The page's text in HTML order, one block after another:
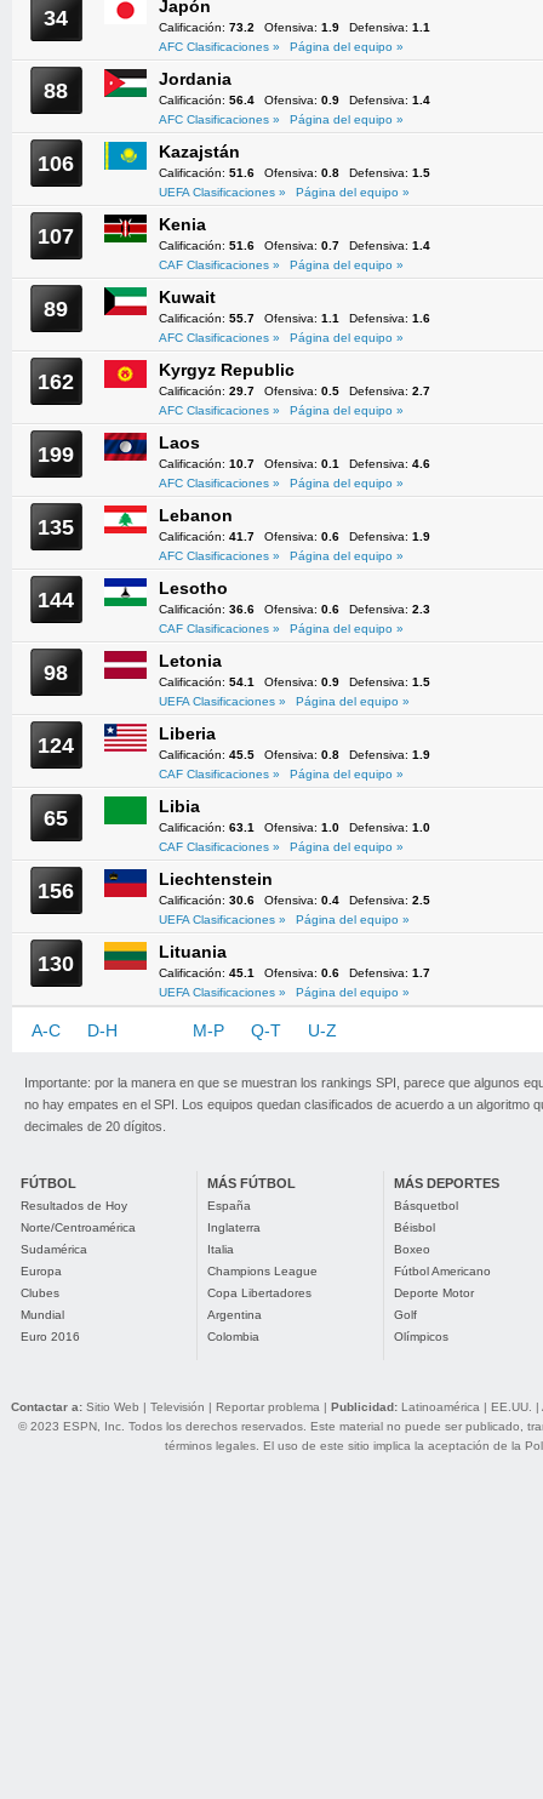
34 Japón
Calificación: 73.2 Ofensiva: 1.9 Defensiva: 1.1
AFC Clasificaciones »
Página del equipo »
88 Jordania
Calificación: 56.4 Ofensiva: 0.9 Defensiva: 1.4
AFC Clasificaciones »
Página del equipo »
106 Kazajstán
Calificación: 51.6 Ofensiva: 0.8 Defensiva: 1.5
UEFA Clasificaciones »
Página del equipo »
107 Kenia
Calificación: 51.6 Ofensiva: 0.7 Defensiva: 1.4
CAF Clasificaciones »
Página del equipo »
89 Kuwait
Calificación: 55.7 Ofensiva: 1.1 Defensiva: 1.6
AFC Clasificaciones »
Página del equipo »
162 Kyrgyz Republic
Calificación: 29.7 Ofensiva: 0.5 Defensiva: 2.7
AFC Clasificaciones »
Página del equipo »
199 Laos
Calificación: 10.7 Ofensiva: 0.1 Defensiva: 4.6
AFC Clasificaciones »
Página del equipo »
135 Lebanon
Calificación: 41.7 Ofensiva: 0.6 Defensiva: 1.9
AFC Clasificaciones »
Página del equipo »
144 Lesotho
Calificación: 36.6 Ofensiva: 0.6 Defensiva: 2.3
CAF Clasificaciones »
Página del equipo »
98 Letonia
Calificación: 54.1 Ofensiva: 0.9 Defensiva: 1.5
UEFA Clasificaciones »
Página del equipo »
124 Liberia
Calificación: 45.5 Ofensiva: 0.8 Defensiva: 1.9
CAF Clasificaciones »
Página del equipo »
65 Libia
Calificación: 63.1 Ofensiva: 1.0 Defensiva: 1.0
CAF Clasificaciones »
Página del equipo »
156 Liechtenstein
Calificación: 30.6 Ofensiva: 0.4 Defensiva: 2.5
UEFA Clasificaciones »
Página del equipo »
130 Lituania
Calificación: 45.1 Ofensiva: 0.6 Defensiva: 1.7
UEFA Clasificaciones »
Página del equipo »
A-C D-H M-P Q-T U-Z
Importante: por la manera en que se muestran los rankings SPI, parece que algunos
no hay empates en el SPI. Los equipos quedan clasificados de acuerdo a un algoritmo
decimales de 20 dígitos.
FÚTBOL
Resultados de Hoy
Norte/Centroamérica
Sudamérica
Europa
Clubes
Mundial
Euro 2016
MÁS FÚTBOL
España
Inglaterra
Italia
Champions League
Copa Libertadores
Argentina
Colombia
MÁS DEPORTES
Básquetbol
Béisbol
Boxeo
Fútbol Americano
Deporte Motor
Golf
Olímpicos
Contactar a: Sitio Web | Televisión | Reportar problema | Publicidad: Latinoamérica | EE.UU. |
© 2023 ESPN, Inc. Todos los derechos reservados. Este material no puede ser publicado,
términos legales. El uso de este sitio implica la aceptación de la